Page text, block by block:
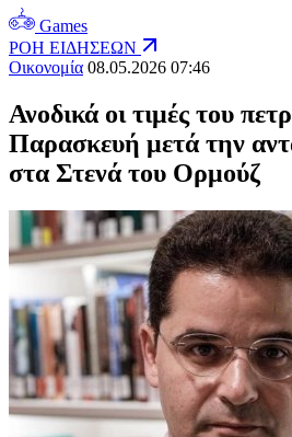
Games
ΡΟΗ ΕΙΔΗΣΕΩΝ
Οικονομία 08.05.2026 07:46
Ανοδικά οι τιμές του
Παρασκευή μετά την
στα Στενά του Ορμούζ